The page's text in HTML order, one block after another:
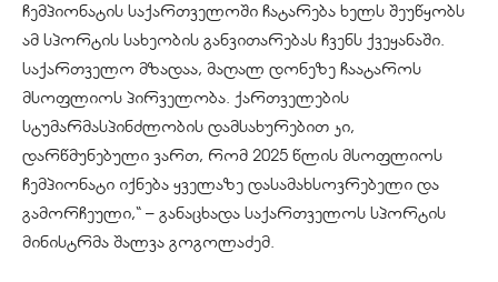
ჩემპიონატის საქართველოში ჩატარება ხელს შეუწყობს
ამ სპორტის სახეობის განვითარებას ჩვენს ქვეყანაში.
საქართველო მზადაა, მაღალ დონეზე ჩაატაროს
მსოფლიოს პირველობა. ქართველების
სტუმარმასპინძლობის დამსახურებით კი,
დარწმუნებული ვართ, რომ 2025 წლის მსოფლიოს
ჩემპიონატი იქნება ყველაზე დასამახსოვრებელი და
გამორჩეული,“ – განაცხადა საქართველოს სპორტის
მინისტრმა შალვა გოგოლაძემ.